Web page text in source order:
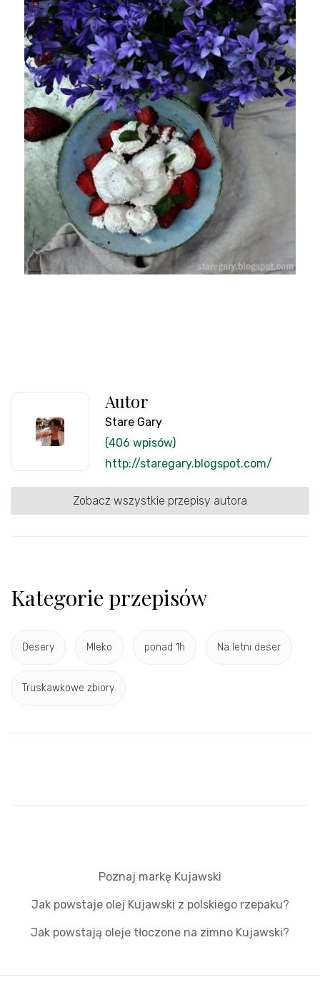
Autor
Stare Gary
(406 wpisów)
http://staregary.blogspot.com/
Zobacz wszystkie przepisy autora
Kategorie przepisów
Desery Mleko ponad 1h Na letni deser
Truskawkowe zbiory
Poznaj markę Kujawski
Jak powstaje olej Kujawski z polskiego rzepaku?
Jak powstają oleje tłoczone na zimno Kujawski?